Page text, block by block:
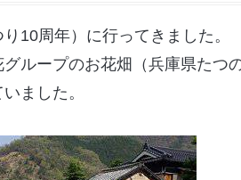
10周年）に行ってきました。
ループのお花畑（兵庫県たつ
ました。